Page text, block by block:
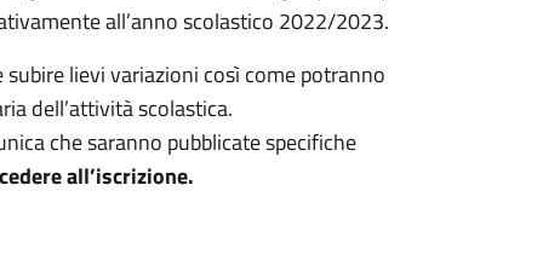
all’anno scolastico 2022/2023.
subire lievi variazioni così come potranno
dell’attività scolastica.
che saranno pubblicate specifiche
all’iscrizione.